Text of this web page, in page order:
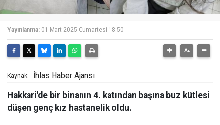
Yayınlanma: 01 Mart 2025 Cumartesi 18:50
Kaynak: İhlas Haber Ajansı
Hakkari'de bir binanın 4. katından başına buz kütlesi
düşen genç kız hastanelik oldu.